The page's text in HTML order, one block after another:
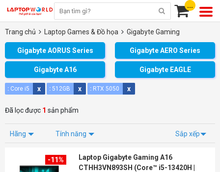
...
Trang chủ Laptop Games & Đồ họa Gigabyte Gaming
Gigabyte AORUS Series Gigabyte AERO Series
Gigabyte A16 Gigabyte EAGLE
: Core i5 x : 512GB x : RTX 5050 x
Đã lọc được 1 sản phẩm
Hãng Tính năng Sắp xếp
-11%
Laptop Gigabyte Gaming A16
CTHH3VN893SH (Core™ i5-13420H |